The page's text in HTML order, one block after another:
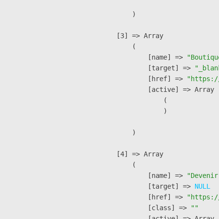
        )
    [3] => Array
        (
            [name] =>
            [target] =>
            [href] =>
"https://
            [active] => Array
                (
                )
        )
    [4] => Array
        (
            [name] =>
"Devenir
            [target] =>
NULL
            [href] =>
"https://
            [class] =>
""